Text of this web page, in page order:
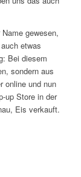
gewesen,
etwas
Bei diesem
sondern aus
online und nun
up Store in der
Eis verkauft.